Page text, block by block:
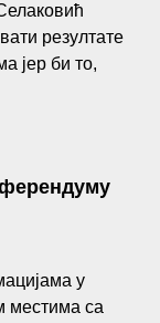
резултате
јер би то,
у
местима са